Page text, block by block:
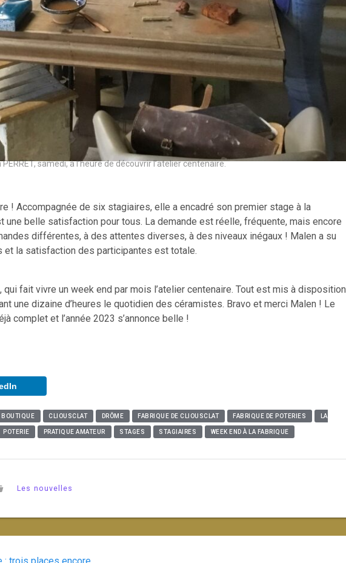
PERRET, samedi, à l’heure de découvrir l’atelier centenaire.
! Accompagnée de six stagiaires, elle a encadré son premier stage à la
une belle satisfaction pour tous. La demande est réelle, fréquente, mais encore
différentes, à des attentes diverses, à des niveaux inégaux ! Malen a su
et la satisfaction des participantes est totale.
qui fait vivre un week end par mois l’atelier centenaire. Tout est mis à disposition
une dizaine d’heures le quotidien des céramistes. Bravo et merci Malen ! Le
complet et l’année 2023 s’annonce belle !
BOUTIQUE CLIOUSCLAT DRÔME FABRIQUE DE CLIOUSCLAT FABRIQUE DE POTERIES LA
POTERIE PRATIQUE AMATEUR STAGES STAGIAIRES WEEK END À LA FABRIQUE
Les nouvelles